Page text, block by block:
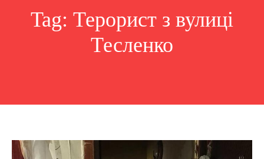
Tag: Терорист з вулиці
Тесленко